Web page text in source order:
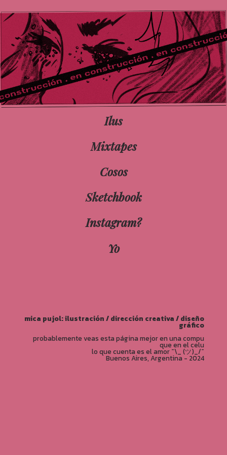
Ilus
Mixtapes
Cosos
Sketchbook
Instagram?
Yo
mica pujol: ilustración / dirección creativa / diseño
gráfico
probablemente veas esta página mejor en una compu
que en el celu
lo que cuenta es el amor ¯\_ (ツ)_/¯
Buenos Aires, Argentina - 2024